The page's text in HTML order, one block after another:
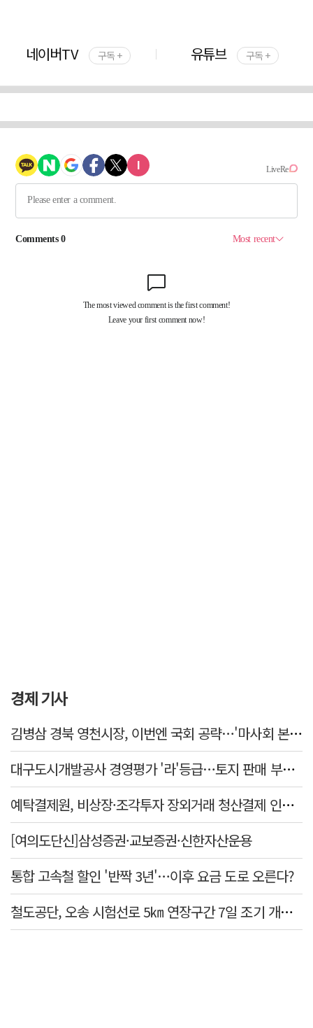
네이버TV 구독 + 유튜브 구독 +
경제 기사
김병삼 경북 영천시장, 이번엔 국회 공략…'마사회 본사 이전·광역교통망 확충' 요청
대구도시개발공사 경영평가 '라'등급…토지 판매 부진에 1년 만에 두 단계 '뚝'
예탁결제원, 비상장·조각투자 장외거래 청산결제 인프라 구축 착수…연내 가동
[여의도단신]삼성증권·교보증권·신한자산운용
통합 고속철 할인 '반짝 3년'…이후 요금 도로 오른다?
철도공단, 오송 시험선로 5㎞ 연장구간 7일 조기 개통…LA 메트로 사업 지원